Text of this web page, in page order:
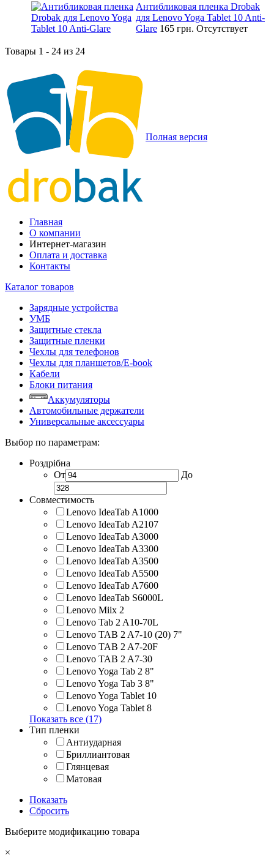
Антибликовая пленка Drobak
для Lenovo Yoga Tablet 10 Anti-
Glare 165 грн. Отсутствует
Товары 1 - 24 из 24
Полная версия
Главная
О компании
Интернет-магазин
Оплата и доставка
Контакты
Каталог товаров
Зарядные устройства
УМБ
Защитные стекла
Защитные пленки
Чехлы для телефонов
Чехлы для планшетов/E-book
Кабели
Блоки питания
Аккумуляторы
Автомобильные держатели
Универсальные аксессуары
Выбор по параметрам:
Роздрібна
От
До
Совместимость
Lenovo IdeaTab A1000
Lenovo IdeaTab A2107
Lenovo IdeaTab A3000
Lenovo IdeaTab A3300
Lenovo IdeaTab A3500
Lenovo IdeaTab A5500
Lenovo IdeaTab A7600
Lenovo IdeaTab S6000L
Lenovo Miix 2
Lenovo Tab 2 A10-70L
Lenovo TAB 2 A7-10 (20) 7"
Lenovo TAB 2 A7-20F
Lenovo TAB 2 A7-30
Lenovo Yoga Tab 2 8"
Lenovo Yoga Tab 3 8"
Lenovo Yoga Tablet 10
Lenovo Yoga Tablet 8
Показать все (17)
Тип пленки
Антиударная
Бриллиантовая
Глянцевая
Матовая
Показать
Сбросить
Выберите модификацию товара
×